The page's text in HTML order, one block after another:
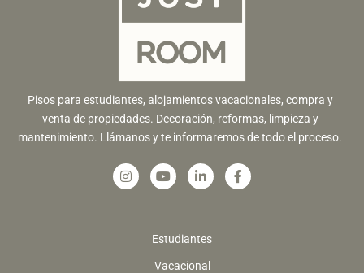
Pisos para estudiantes, alojamientos vacacionales, compra y
venta de propiedades. Decoración, reformas, limpieza y
mantenimiento. Llámanos y te informaremos de todo el proceso.
Estudiantes
Vacacional